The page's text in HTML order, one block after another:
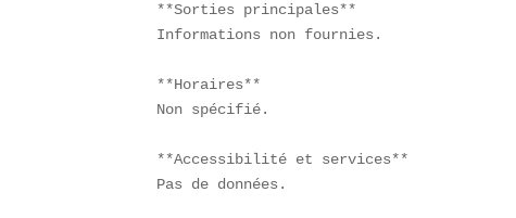
**Sorties principales**
Informations non fournies.
**Horaires**
Non spécifié.
**Accessibilité et services**
Pas de données.